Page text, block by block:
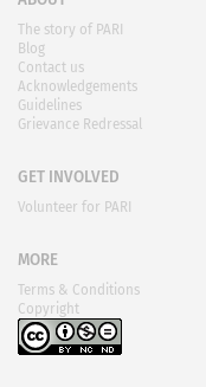
The story of PARI
Blog
Contact us
Acknowledgements
Guidelines
Grievance Redressal
GET INVOLVED
Volunteer for PARI
MORE
Terms & Conditions
Copyright